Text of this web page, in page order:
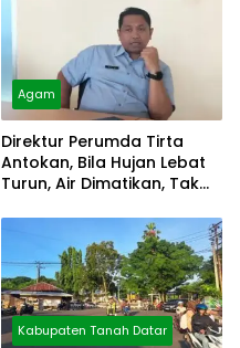
Agam
Direktur Perumda Tirta
Antokan, Bila Hujan Lebat
Turun, Air Dimatikan, Tak
Kabupaten Tanah Datar